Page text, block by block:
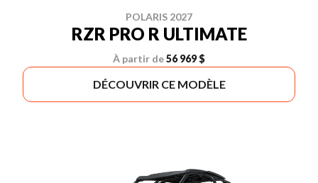
POLARIS 2027
RZR PRO R ULTIMATE
À partir de56 969 $
DÉCOUVRIR CE MODÈLE